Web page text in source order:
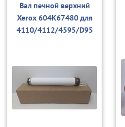
Вал печной верхний
Xerox 604K67480 для
4110/4112/4595/D95